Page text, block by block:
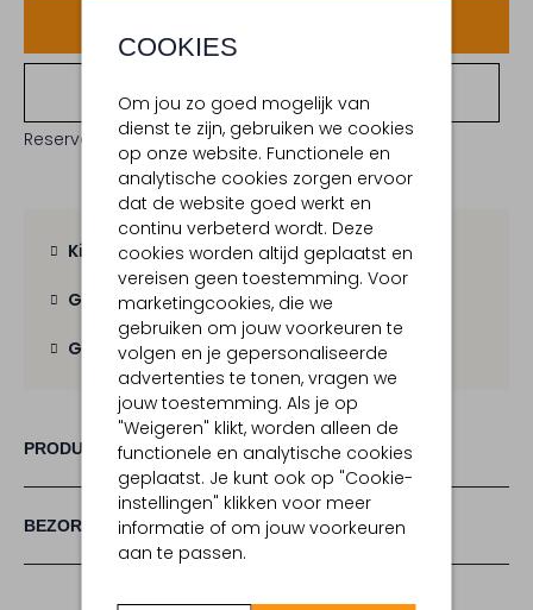
COOKIES
Om jou zo goed mogelijk van
dienst te zijn, gebruiken we cookies
op onze website. Functionele en
analytische cookies zorgen ervoor
dat de website goed werkt en
continu verbeterd wordt. Deze
cookies worden altijd geplaatst en
vereisen geen toestemming. Voor
marketingcookies, die we
gebruiken om jouw voorkeuren te
volgen en je gepersonaliseerde
advertenties te tonen, vragen we
jouw toestemming. Als je op
"Weigeren" klikt, worden alleen de
functionele en analytische cookies
geplaatst. Je kunt ook op "Cookie-
instellingen" klikken voor meer
informatie of om jouw voorkeuren
aan te passen.
Bekijk winkelvoorraad
Reserveer direct in een van onze 19 boutiques
Kies zelf je bezorgmoment
Gratis verzendingvanaf € 100,-
Gratis retourbinnen 30 dagen
PRODUCT INFORMATIE
BEZORGEN & RETOURNEREN